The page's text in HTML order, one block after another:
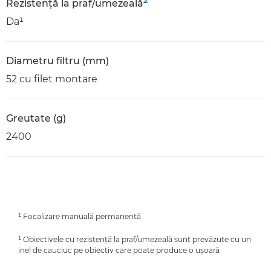
Rezistenţă la praf/umezeală
Da¹
Diametru filtru (mm)
52 cu filet montare
Greutate (g)
2400
¹ Focalizare manuală permanentă
¹ Obiectivele cu rezistenţă la praf/umezeală sunt prevăzute cu un
inel de cauciuc pe obiectiv care poate produce o uşoară